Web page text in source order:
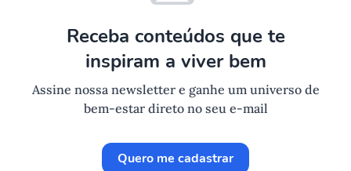
Receba conteúdos que te
inspiram a viver bem
Assine nossa newsletter e ganhe um universo de
bem-estar direto no seu e-mail
Quero me cadastrar